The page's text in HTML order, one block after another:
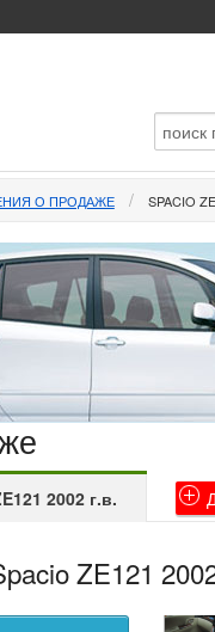
О ПРОДАЖЕ SPACIO
2002 г.в.
ZE121